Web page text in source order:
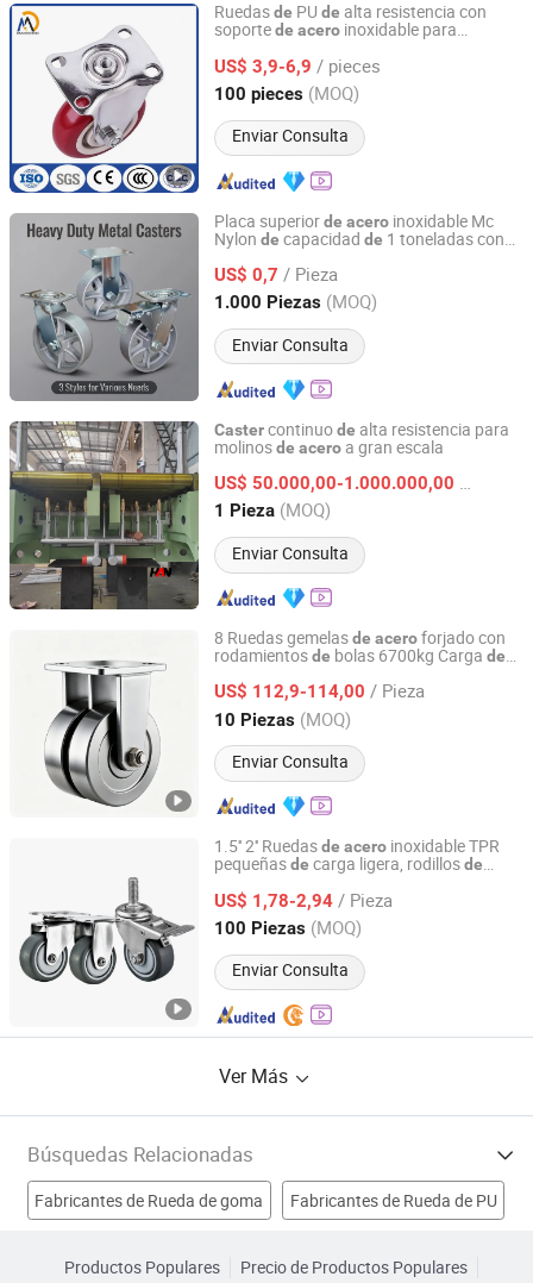
Ruedasde PU de alta resistencia con
soportede acero inoxidable para
US$ 3,9-6,9 / pieces
100 pieces (MOQ)
Enviar Consulta
Medek (Hebei) Metal Products Co., Ltd.
Hebei, China Desde 2025
Placa superiorde acero inoxidable Mc
Nylon de capacidad de 1 toneladas con
detrabajo con mecanismo
bloqueo
US$ 0,7 / Pieza
1.000 Piezas (MOQ)
Enviar Consulta
Zhongshan SJ Hardware Co., Ltd.
Guangdong, China Desde 2019
Castercontinuode alta resistencia para
molinosde acero a gran escala
US$ 50.000,00-1.000.000,00
1 Pieza (MOQ)
Enviar Consulta
Xi'an Hani Tech Co. Ltd
Shaanxi, China Desde 2025
8 Ruedas gemelasde aceroforjado con
rodamientosde bolas 6700kg Carga de
maquinaria industrial
US$ 112,9-114,00 / Pieza
10 Piezas (MOQ)
Enviar Consulta
Ningbo Mywin Caster Co., Ltd.
Zhejiang, China Desde 2017
1.5'' 2'' Ruedasde acero inoxidable TPR
pequeñasde carga ligera, rodillosde
US$ 1,78-2,94 / Pieza
100 Piezas (MOQ)
Enviar Consulta
Foshan Michwheel Hardware Products Co., Ltd.
Guangdong, China Desde 2024
Ver Más
Búsquedas Relacionadas
Fabricantes de Rueda de goma Fabricantes de Rueda de PU
Productos Populares Precio de Productos Populares